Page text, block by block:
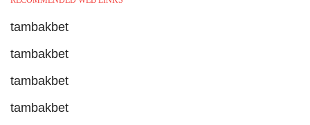
tambakbet
tambakbet
tambakbet
tambakbet